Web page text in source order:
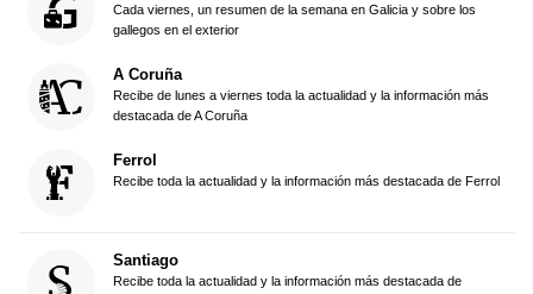
Cada viernes, un resumen de la semana en Galicia y sobre los
gallegos en el exterior
A Coruña
Recibe de lunes a viernes toda la actualidad y la información más
destacada de A Coruña
Ferrol
Recibe toda la actualidad y la información más destacada de Ferrol
Santiago
Recibe toda la actualidad y la información más destacada de